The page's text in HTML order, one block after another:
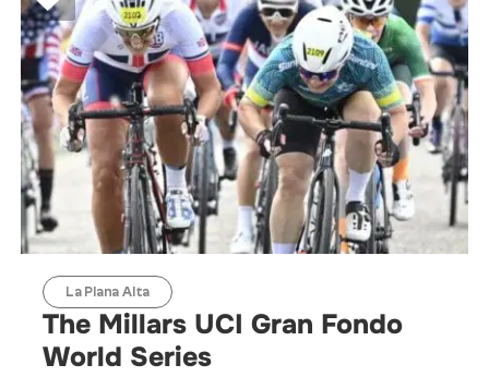
La Plana Alta
The Millars UCI Gran Fondo
World Series